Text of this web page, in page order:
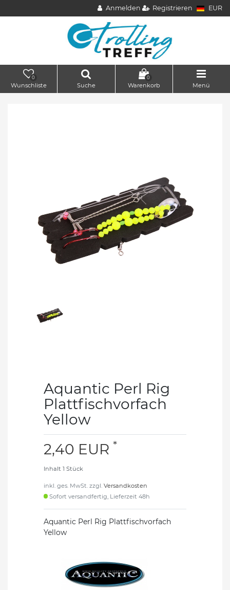
Anmelden Registrieren EUR
0
Wunschliste Suche
0
Warenkorb Menü
Aquantic Perl Rig
Plattfischvorfach
Yellow
2,40 EUR *
Inhalt 1 Stück
inkl. ges. MwSt. zzgl. Versandkosten
Sofort versandfertig, Lieferzeit 48h
Aquantic Perl Rig Plattfischvorfach
Yellow